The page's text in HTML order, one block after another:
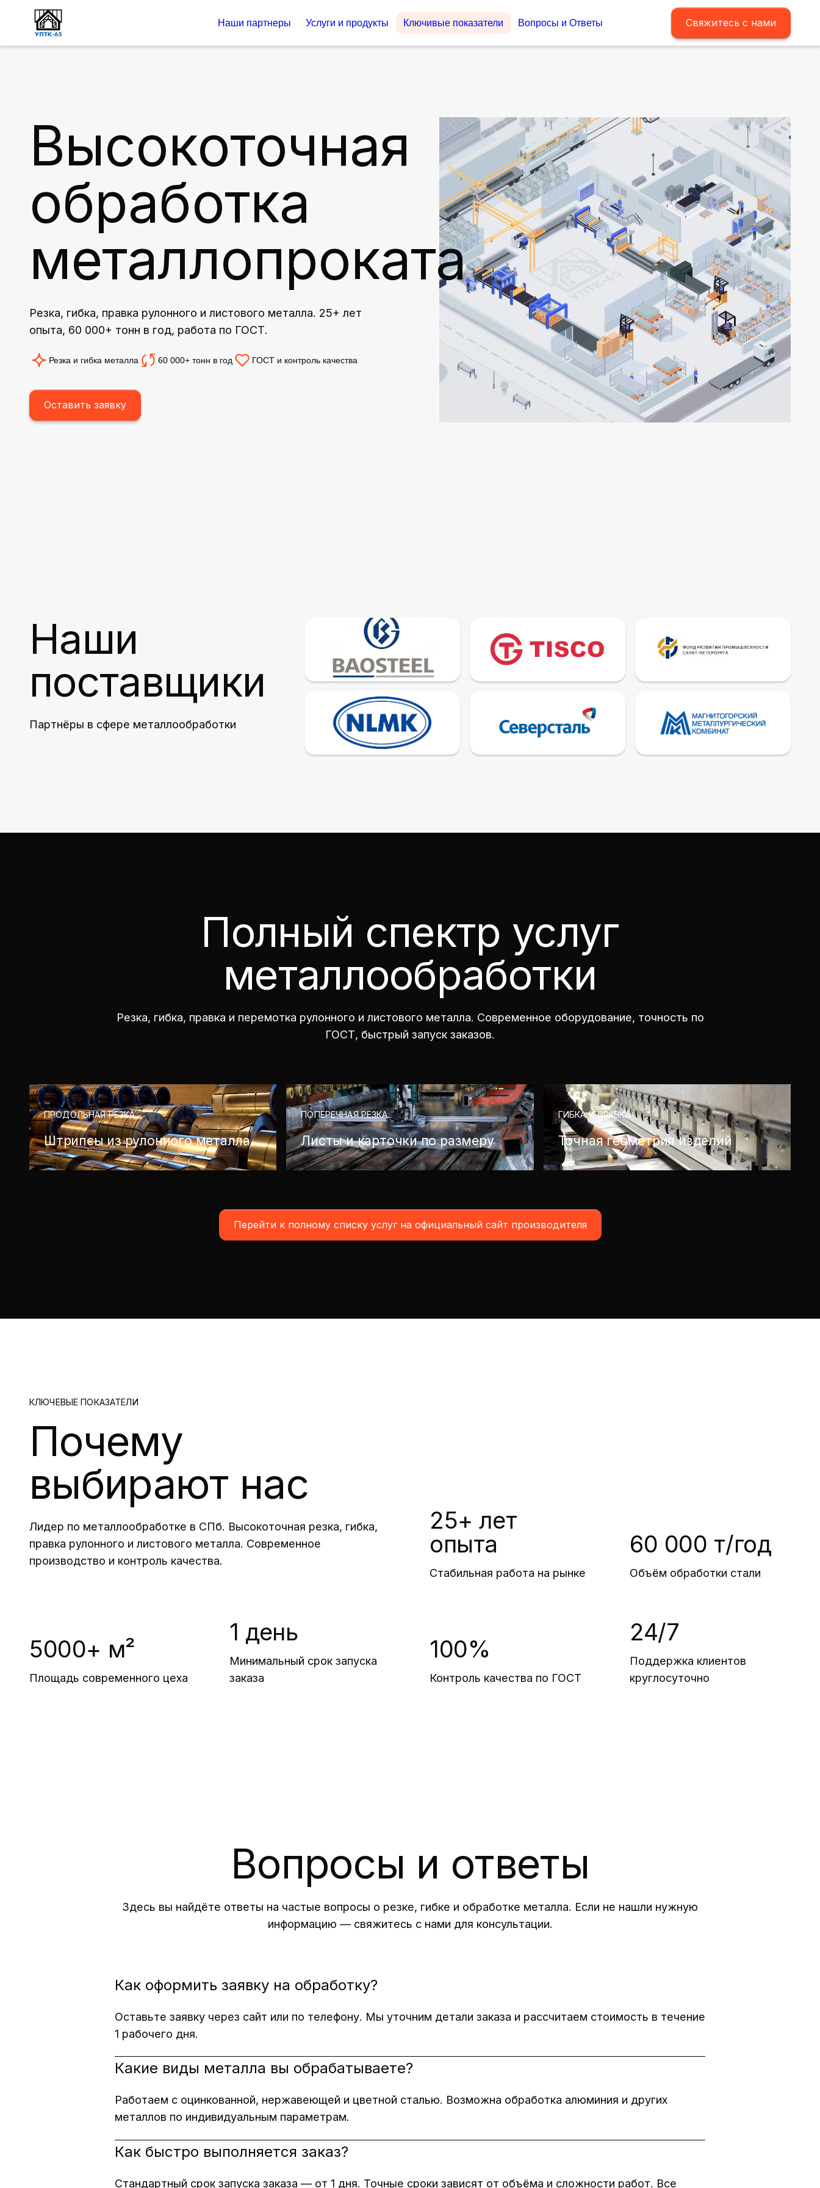
Наши партнеры Услуги и продукты Ключивые показатели Вопросы и Ответы Свяжитесь с нами
Высокоточная
обработка
металлопроката
Резка, гибка, правка рулонного и листового металла. 25+ лет
опыта, 60 000+ тонн в год, работа по ГОСТ.
Резка и гибка металла 60 000+ тонн в год ГОСТ и контроль качества
Оставить заявку
Наши
поставщики
Партнёры в сфере металлообработки
Полный спектр услуг
металлообработки
Резка, гибка, правка и перемотка рулонного и листового металла. Современное оборудование, точность по
ГОСТ, быстрый запуск заказов.
ПРОДОЛЬНАЯ РЕЗКА
Штрипсы из рулонного металла
ПОПЕРЕЧНАЯ РЕЗКА
Листы и карточки по размеру
ГИБКА И ПРАВКА
Точная геометрия изделий
Перейти к полному списку услуг на официальный сайт производителя
КЛЮЧЕВЫЕ ПОКАЗАТЕЛИ
Почему
выбирают нас
Лидер по металлообработке в СПб. Высокоточная резка, гибка,
правка рулонного и листового металла. Современное
производство и контроль качества.
25+ лет
опыта
Стабильная работа на рынке
60 000 т/год
Объём обработки стали
5000+ м²
Площадь современного цеха
1 день
Минимальный срок запуска
заказа
100%
Контроль качества по ГОСТ
24/7
Поддержка клиентов
круглосуточно
Вопросы и ответы
Здесь вы найдёте ответы на частые вопросы о резке, гибке и обработке металла. Если не нашли нужную
информацию — свяжитесь с нами для консультации.
Как оформить заявку на обработку?
Оставьте заявку через сайт или по телефону. Мы уточним детали заказа и рассчитаем стоимость в течение
1 рабочего дня.
Какие виды металла вы обрабатываете?
Работаем с оцинкованной, нержавеющей и цветной сталью. Возможна обработка алюминия и других
металлов по индивидуальным параметрам.
Как быстро выполняется заказ?
Стандартный срок запуска заказа — от 1 дня. Точные сроки зависят от объёма и сложности работ. Все